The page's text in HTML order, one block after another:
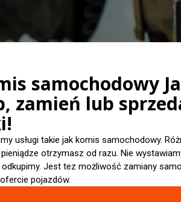
samochodowy
zamień lub
usługi takie jak komis samochodowy.
otrzymasz od razu. Nie
odkupimy. Jest tez możliwość zamiany
pojazdów.